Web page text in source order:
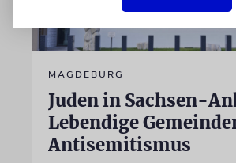
MAGDEBURG
Juden in Sachsen-
Lebendige
Antisemitismus